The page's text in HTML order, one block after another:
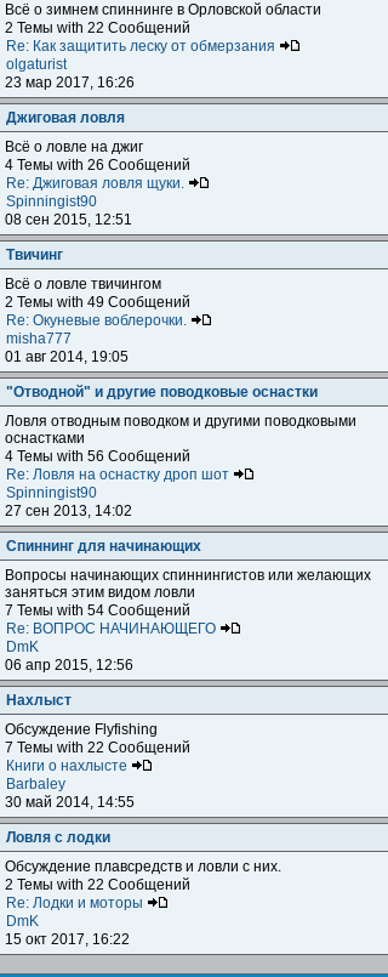
Всё о зимнем спиннинге в Орловской области
2 Темы with 22 Сообщений
Re: Как защитить леску от обмерзания
olgaturist
23 мар 2017, 16:26
Джиговая ловля
Всё о ловле на джиг
4 Темы with 26 Сообщений
Re: Джиговая ловля щуки.
Spinningist90
08 сен 2015, 12:51
Твичинг
Всё о ловле твичингом
2 Темы with 49 Сообщений
Re: Окуневые воблерочки.
misha777
01 авг 2014, 19:05
"Отводной" и другие поводковые оснастки
Ловля отводным поводком и другими поводковыми
оснастками
4 Темы with 56 Сообщений
Re: Ловля на оснастку дроп шот
Spinningist90
27 сен 2013, 14:02
Спиннинг для начинающих
Вопросы начинающих спиннингистов или желающих
заняться этим видом ловли
7 Темы with 54 Сообщений
Re: ВОПРОС НАЧИНАЮЩЕГО
DmK
06 апр 2015, 12:56
Нахлыст
Обсуждение Flyfishing
7 Темы with 22 Сообщений
Книги о нахлысте
Barbaley
30 май 2014, 14:55
Ловля с лодки
Обсуждение плавсредств и ловли с них.
2 Темы with 22 Сообщений
Re: Лодки и моторы
DmK
15 окт 2017, 16:22